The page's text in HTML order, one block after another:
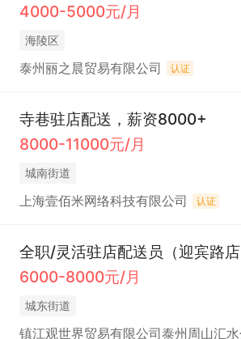
4000-5000元/月
海陵区
泰州丽之晨贸易有限公司 认证
寺巷驻店配送，薪资8000+
8000-11000元/月
城南街道
上海壹佰米网络科技有限公司 认证
全职/灵活驻店配送员（迎宾路店
6000-8000元/月
城东街道
镇江观世界贸易有限公司泰州周山汇水